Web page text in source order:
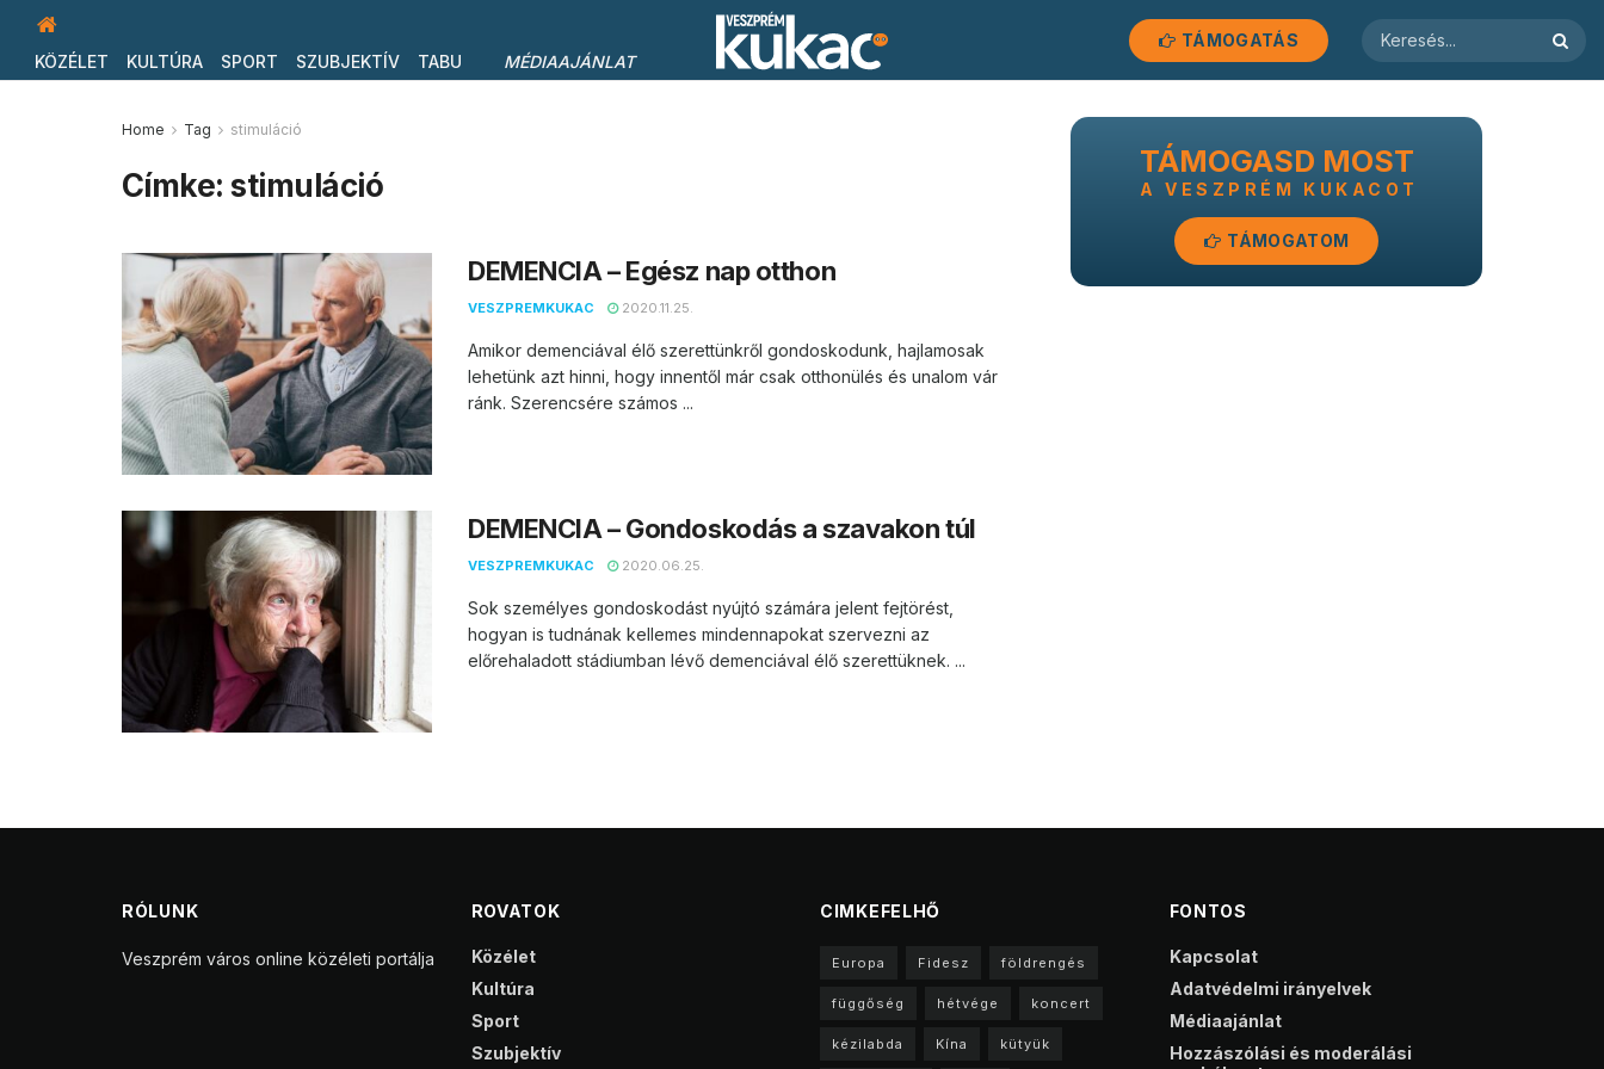
KÖZÉLET KULTÚRA SPORT SZUBJEKTÍV TABU MÉDIAAJÁNLAT
TÁMOGATÁS
Home Tag stimuláció
Címke:stimuláció
DEMENCIA – Egész nap otthon
VESZPREMKUKAC 2020.11.25.
Amikor demenciával élő szerettünkről gondoskodunk, hajlamosak
lehetünk azt hinni, hogy innentől már csak otthonülés és unalom vár
ránk. Szerencsére számos ...
DEMENCIA – Gondoskodás a szavakon túl
VESZPREMKUKAC 2020.06.25.
Sok személyes gondoskodást nyújtó számára jelent fejtörést,
hogyan is tudnának kellemes mindennapokat szervezni az
előrehaladott stádiumban lévő demenciával élő szerettüknek. ...
TÁMOGASD MOST
A VESZPRÉM KUKACOT
TÁMOGATOM
RÓLUNK
Veszprém város online közéleti portálja
ROVATOK
Közélet
Kultúra
Sport
Szubjektív
CIMKEFELHŐ
Europa Fidesz földrengés
függőség hétvége koncert
kézilabda Kína kütyük
FONTOS
Kapcsolat
Adatvédelmi irányelvek
Médiaajánlat
Hozzászólási és moderálási